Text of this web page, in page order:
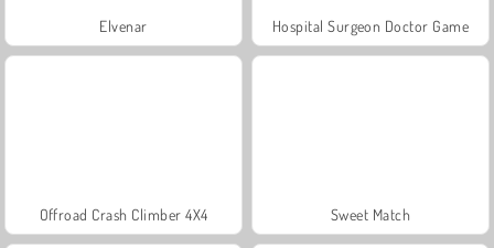
Elvenar Hospital Surgeon Doctor Game
Offroad Crash Climber 4X4 Sweet Match